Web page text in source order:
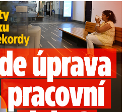
Přijde úprava pracovní doby?